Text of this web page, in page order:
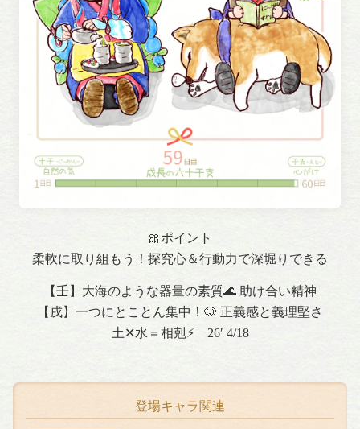
🎀ポイント
柔軟に取り組もう！探究心＆行動力で深堀りできる
【壬】大海のような器量の素質🌊 助け合い精神
【戌】一つにとことん集中！🐶 正義感と義理堅さ
土✕水＝相剋⚡️ 26′ 4/18
登場キャラ関連